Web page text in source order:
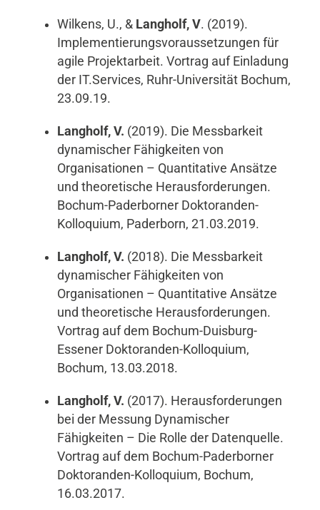
Wilkens, U., & Langholf, V. (2019).
Implementierungsvoraussetzungen für
agile Projektarbeit. Vortrag auf Einladung
der IT.Services, Ruhr-Universität Bochum,
23.09.19.
Langholf, V. (2019). Die Messbarkeit
dynamischer Fähigkeiten von
Organisationen – Quantitative Ansätze
und theoretische Herausforderungen.
Bochum-Paderborner Doktoranden-
Kolloquium, Paderborn, 21.03.2019.
Langholf, V. (2018). Die Messbarkeit
dynamischer Fähigkeiten von
Organisationen – Quantitative Ansätze
und theoretische Herausforderungen.
Vortrag auf dem Bochum-Duisburg-
Essener Doktoranden-Kolloquium,
Bochum, 13.03.2018.
Langholf, V. (2017). Herausforderungen
bei der Messung Dynamischer
Fähigkeiten – Die Rolle der Datenquelle.
Vortrag auf dem Bochum-Paderborner
Doktoranden-Kolloquium, Bochum,
16.03.2017.